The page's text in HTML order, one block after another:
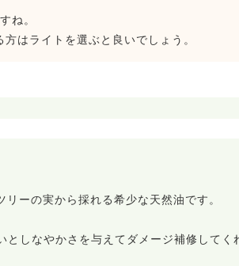
ね。
はライトを選ぶと良いでしょう。
ーの実から採れる希少な天然油です。
しなやかさを与えてダメージ補修してく